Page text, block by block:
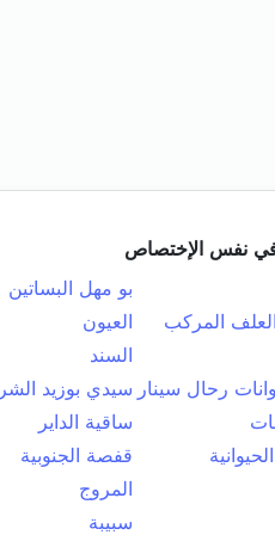
نفس الإختصاص
بو مهل البساتين
المركب
العيون
السند
رحال سينار سيدي بوزيد
ساقية الداير
قفصة الجنوبية
المروج
سبيبة